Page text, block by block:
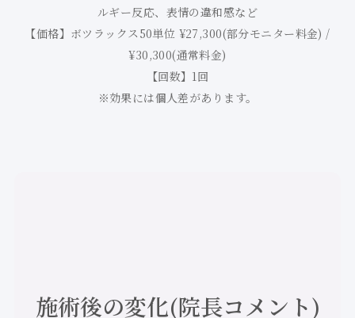
ルギー反応、表情の違和感など
【価格】ボツラックス50単位 ¥27,300(部分モニター料金) /
¥30,300(通常料金)
【回数】1回
※効果には個人差があります。
施術後の変化(院長コメント)